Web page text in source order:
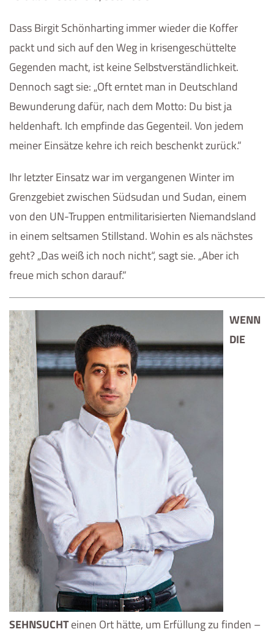
Dass Birgit Schönharting immer wieder die Koffer
packt und sich auf den Weg in krisengeschüttelte
Gegenden macht, ist keine Selbstverständlichkeit.
Dennoch sagt sie: „Oft erntet man in Deutschland
Bewunderung dafür, nach dem Motto: Du bist ja
heldenhaft. Ich empfinde das Gegenteil. Von jedem
meiner Einsätze kehre ich reich beschenkt zurück.“
Ihr letzter Einsatz war im vergangenen Winter im
Grenzgebiet zwischen Südsudan und Sudan, einem
von den UN-Truppen entmilitarisierten Niemandsland
in einem seltsamen Stillstand. Wohin es als nächstes
geht? „Das weiß ich noch nicht“, sagt sie. „Aber ich
freue mich schon darauf.“
WENN
DIE
SEHNSUCHTeinen Ort hätte, um Erfüllung zu finden –